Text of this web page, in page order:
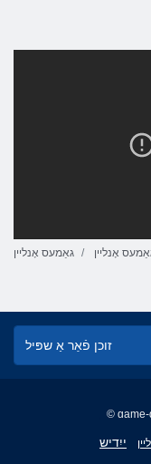
גאַמעס אָנליין אָנליין
ייִדישEnglish